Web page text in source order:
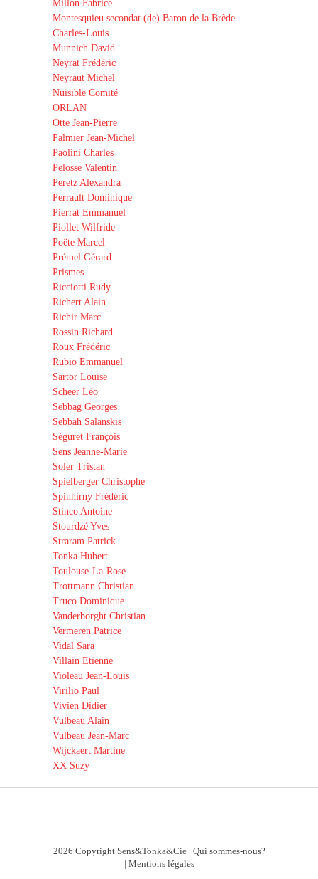
Millon Fabrice
Montesquieu secondat (de) Baron de la Brède
Charles-Louis
Munnich David
Neyrat Frédéric
Neyraut Michel
Nuisible Comité
ORLAN
Otte Jean-Pierre
Palmier Jean-Michel
Paolini Charles
Pelosse Valentin
Peretz Alexandra
Perrault Dominique
Pierrat Emmanuel
Piollet Wilfride
Poëte Marcel
Prémel Gérard
Prismes
Ricciotti Rudy
Richert Alain
Richir Marc
Rossin Richard
Roux Frédéric
Rubio Emmanuel
Sartor Louise
Scheer Léo
Sebbag Georges
Sebbah Salanskis
Séguret François
Sens Jeanne-Marie
Soler Tristan
Spielberger Christophe
Spinhirny Frédéric
Stinco Antoine
Stourdzé Yves
Straram Patrick
Tonka Hubert
Toulouse-La-Rose
Trottmann Christian
Truco Dominique
Vanderborght Christian
Vermeren Patrice
Vidal Sara
Villain Etienne
Violeau Jean-Louis
Virilio Paul
Vivien Didier
Vulbeau Alain
Vulbeau Jean-Marc
Wijckaert Martine
XX Suzy
2026 Copyright Sens&Tonka&Cie | Qui sommes-nous?
| Mentions légales